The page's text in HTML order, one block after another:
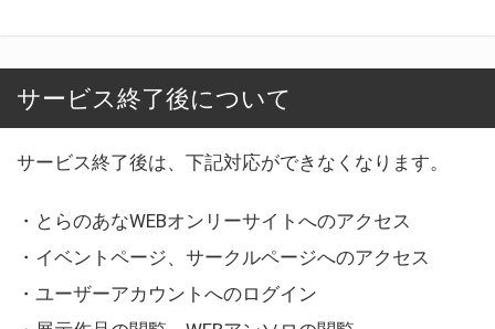
サービス終了後について
サービス終了後は、下記対応ができなくなります。
・とらのあなWEBオンリーサイトへのアクセス
・イベントページ、サークルページへのアクセス
・ユーザーアカウントへのログイン